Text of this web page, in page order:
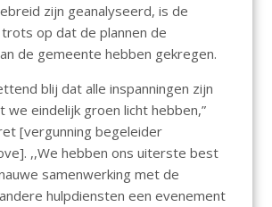
zijn geanalyseerd, is de
op dat de plannen de
de gemeente hebben gekregen.
blij dat alle inspanningen zijn
we eindelijk groen licht hebben,”
[vergunning begeleider
,,We hebben ons uiterste best
samenwerking met de
hulpdiensten een evenement